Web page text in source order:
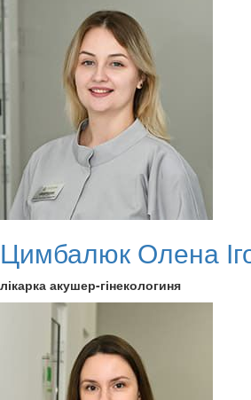
Цимбалюк Олена
лікарка акушер-гінекологиня